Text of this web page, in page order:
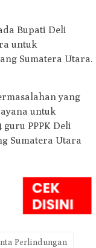
Bupati Deli
untuk
Sumatera Utara.
yang
untuk
PPPK Deli
Sumatera Utara
Perlindungan